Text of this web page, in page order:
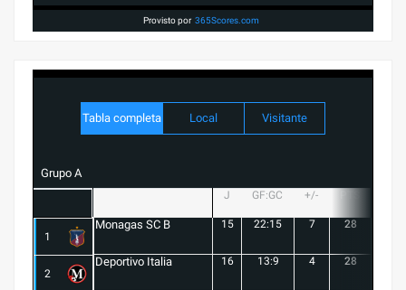
Provisto por 365Scores.com
Tabla completa Local Visitante
Grupo A
J GF:GC +/-
1
Monagas SC B 15 22:15 7 28
2
Deportivo Italia 16 13:9 4 28